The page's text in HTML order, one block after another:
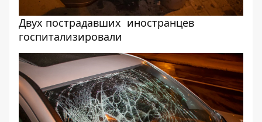
Двух пострадавших иностранцев
госпитализировали